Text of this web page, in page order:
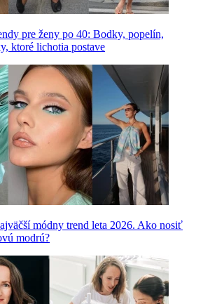
pre ženy po 40: Bodky, popelín,
ktoré lichotia postave
módny trend leta 2026. Ako nosiť
modrú?